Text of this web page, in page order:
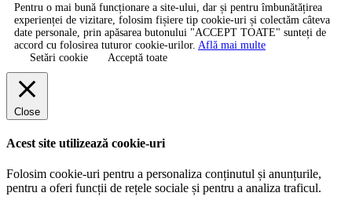
Pentru o mai bună funcționare a site-ului, dar și pentru îmbunătățirea
experienței de vizitare, folosim fișiere tip cookie-uri și colectăm câteva
date personale, prin apăsarea butonului "ACCEPT TOATE" sunteți de
accord cu folosirea tuturor cookie-urilor. Află mai multe
Setări cookie
Acceptă toate
Close
Acest site utilizează cookie-uri
Folosim cookie-uri pentru a personaliza conținutul și anunțurile,
pentru a oferi funcții de rețele sociale și pentru a analiza traficul.